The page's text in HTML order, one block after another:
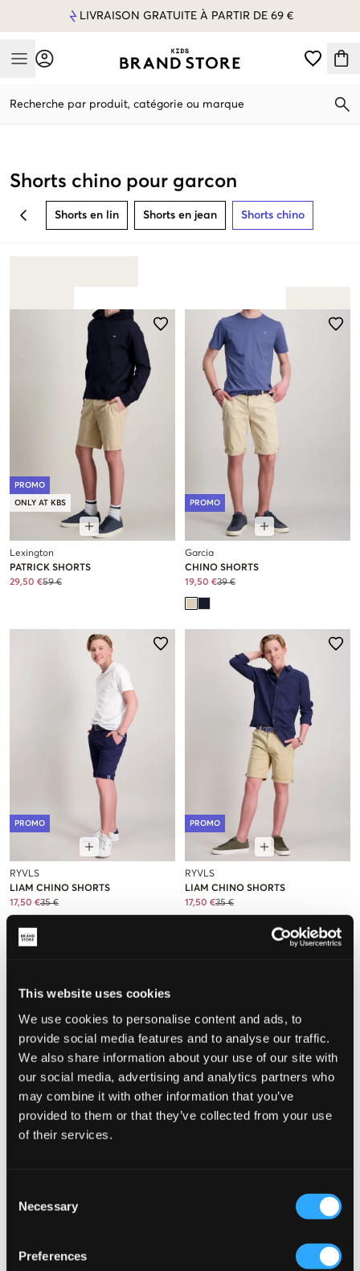
This website uses cookies
We use cookies to personalise content and ads, to
provide social media features and to analyse our traffic.
We also share information about your use of our site with
our social media, advertising and analytics partners who
may combine it with other information that you’ve
provided to them or that they’ve collected from your use
of their services.
Selection
Necessary
Preferences
LIVRAISON GRATUITE À PARTIR DE 69 €
Mobile Menu
Recherche par produit, catégorie ou marque
Shorts chino pour garcon
BACK Shorts en lin Shorts en jean Shorts chino
PROMO
ONLY AT KBS
Lexington
PATRICK SHORTS
29,50 €59 €
PROMO
Garcia
CHINO SHORTS
19,50 €39 €
PROMO
RYVLS
LIAM CHINO SHORTS
17,50 €35 €
PROMO
RYVLS
LIAM CHINO SHORTS
17,50 €35 €
CHINO SHORTS
CLASSIC CHINO SHORTS